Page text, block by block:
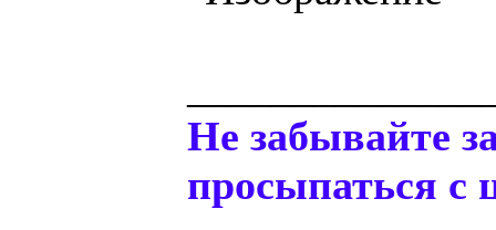
Не забывайте
просыпаться с